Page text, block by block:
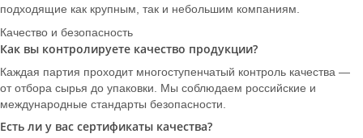
подходящие как крупным, так и небольшим компаниям.
Качество и безопасность
Как вы контролируете качество продукции?
Каждая партия проходит многоступенчатый контроль качества —
от отбора сырья до упаковки. Мы соблюдаем российские и
международные стандарты безопасности.
Есть ли у вас сертификаты качества?